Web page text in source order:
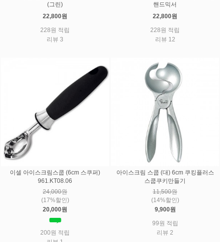
(그린)
22,800원
228원 적립
리뷰 3
핸드믹서
22,800원
228원 적립
리뷰 12
이셀 아이스크림스쿱 (6cm 스쿠퍼)
961.KT08.06
24,000원
(17%할인)
20,000원
200원 적립
아이스크림 스쿱 (대) 6cm 쿠킹플러스
스쿱쿠키만들기
11,500원
(14%할인)
9,900원
99원 적립
리뷰 2